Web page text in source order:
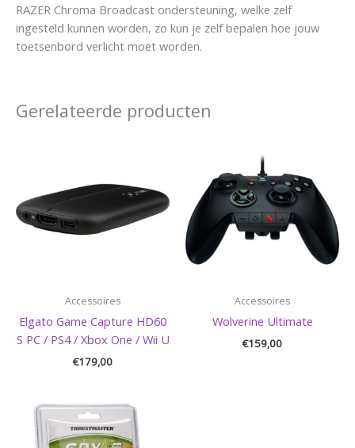
RAZER Chroma Broadcast ondersteuning, welke zelf
ingesteld kunnen worden, zo kun je zelf bepalen hoe jouw
toetsenbord verlicht moet worden.
Gerelateerde producten
Accessoires
Elgato Game Capture HD60
S PC / PS4 / Xbox One / Wii U
€179,00
Accessoires
Wolverine Ultimate
€159,00